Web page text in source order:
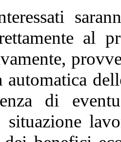
al
automatica
di
situazione